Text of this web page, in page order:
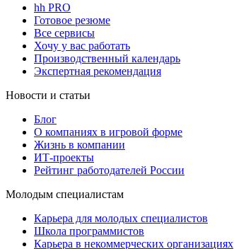
hh PRO
Готовое резюме
Все сервисы
Хочу у вас работать
Производственный календарь
Экспертная рекомендация
Новости и статьи
Блог
О компаниях в игровой форме
Жизнь в компании
ИТ-проекты
Рейтинг работодателей России
Молодым специалистам
Карьера для молодых специалистов
Школа программистов
Карьера в некоммерческих организациях